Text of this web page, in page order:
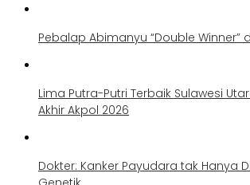
Pebalap Abimanyu “Double Winner”
Lima Putra-Putri Terbaik Sulawesi
Akhir Akpol 2026
Dokter: Kanker Payudara tak Hanya